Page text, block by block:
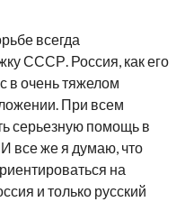
всегда
СССР. Россия, как его
в очень тяжелом
При всем
серьезную помощь в
все же я думаю, что
на
и только русский